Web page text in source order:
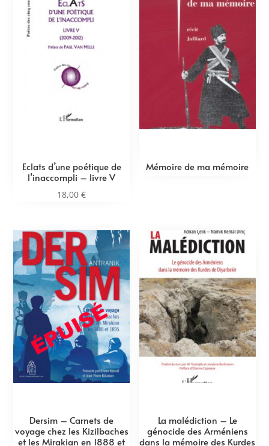
Eclats d’une poétique de
l’inaccompli – livre V
18,00€
Mémoire de ma mémoire
Dersim – Carnets de
voyage chez les Kizilbaches
et les Mirakian en 1888 et
La malédiction – Le
génocide des Arméniens
dans la mémoire des Kurdes